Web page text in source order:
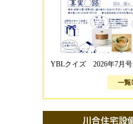
YBLクイズ 2026年7月号